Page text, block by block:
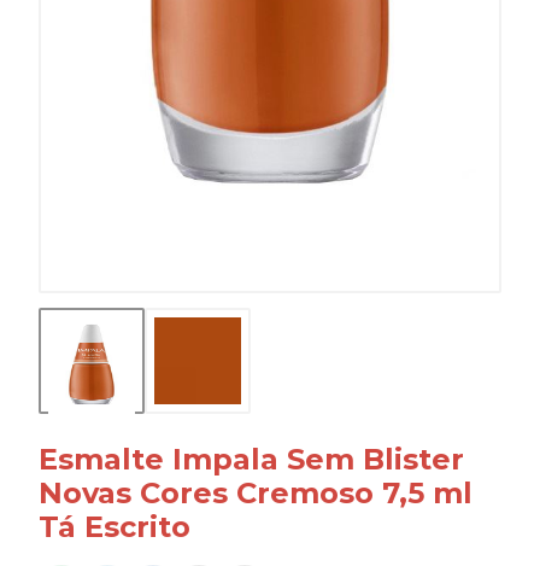
Esmalte Impala Sem Blister
Novas Cores Cremoso 7,5 ml
Tá Escrito